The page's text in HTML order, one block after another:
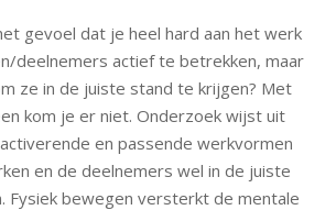
gevoel dat je heel hard aan het werk
deelnemers actief te betrekken, maar
ze in de juiste stand te krijgen? Met
kom je er niet. Onderzoek wijst uit
en passende werkvormen
en de deelnemers wel in de juiste
Fysiek bewegen versterkt de mentale